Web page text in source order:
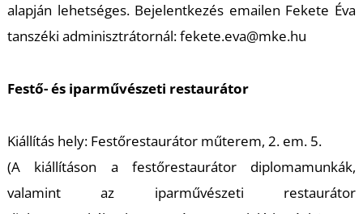
alapján lehetséges. Bejelentkezés emailen Fekete Éva
tanszéki adminisztrátornál: fekete.eva@mke.hu
Festő- és iparművészeti restaurátor
Kiállítás hely: Festőrestaurátor műterem, 2. em. 5.
(A kiállításon a festőrestaurátor diplomamunkák,
valamint az iparművészeti restaurátor